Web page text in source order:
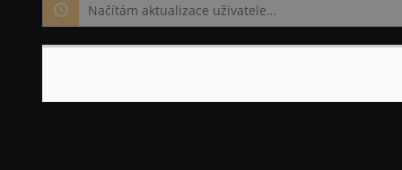
Načítám aktualizace uživatele…